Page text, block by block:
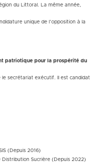
du Littoral. La même année,
unique de l’opposition à la
patriotique pour la prospérité du
le secrétariat exécutif. Il est candidat
(Depuis 2016)
Distribution Sucrière (Depuis 2022)